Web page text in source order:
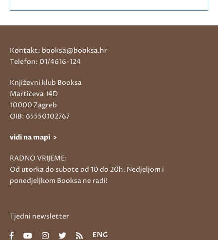
Kontakt: booksa@booksa.hr
Telefon: 01/4616-124
Književni klub Booksa
Martićeva 14D
10000 Zagreb
OIB: 65550102767
vidi na mapi >
RADNO VRIJEME:
Od utorka do subote od 10 do 20h. Nedjeljom i
ponedjeljkom Booksa ne radi!
Tjedni newsletter
ENG